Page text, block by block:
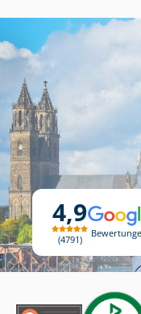
4,9
4791